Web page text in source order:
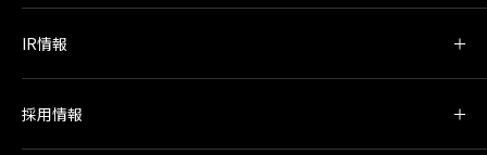
IR情報
採用情報